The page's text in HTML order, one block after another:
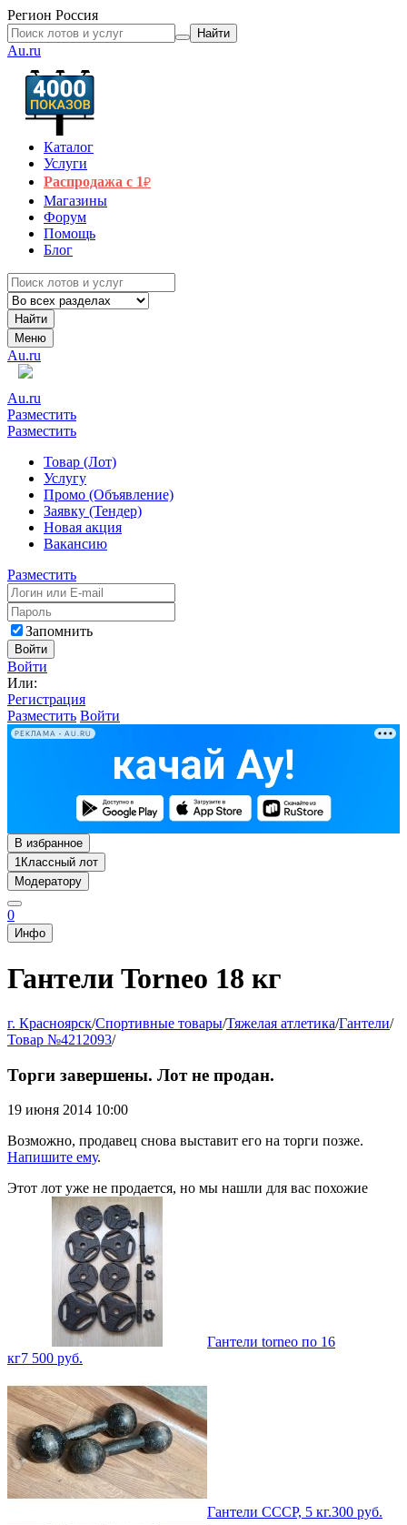
Регион Россия
Найти
Au.ru
Каталог
Услуги
Распродажа с 1₽
Магазины
Форум
Помощь
Блог
Найти
Меню
Au.ru
Au.ru
Разместить
Разместить
Товар (Лот)
Услугу
Промо (Объявление)
Заявку (Тендер)
Новая акция
Вакансию
Разместить
Запомнить
Войти
Войти
Или:
Регистрация
Разместить Войти
РЕКЛАМА • AU.RU
В избранное
1Классный лот
Модератору
0
Инфо
Гантели Torneo 18 кг
г. Красноярск/Спортивные товары/Тяжелая атлетика/Гантели/
Товар №4212093/
Торги завершены. Лот не продан.
19 июня 2014 10:00
Возможно, продавец снова выставит его на торги позже.
Напишите ему.
Этот лот уже не продается, но мы нашли для вас похожие
Гантели torneo по 16
кг7 500 руб.
Гантели СССР, 5 кг.300 руб.